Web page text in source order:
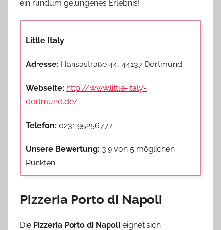
ein rundum gelungenes Erlebnis!
Little Italy
Adresse: Hansastraße 44, 44137 Dortmund
Webseite: http://www.little-italy-
dortmund.de/
Telefon: 0231 95256777
Unsere Bewertung: 3.9 von 5 möglichen
Punkten
Pizzeria Porto di Napoli
Die Pizzeria Porto di Napoli eignet sich